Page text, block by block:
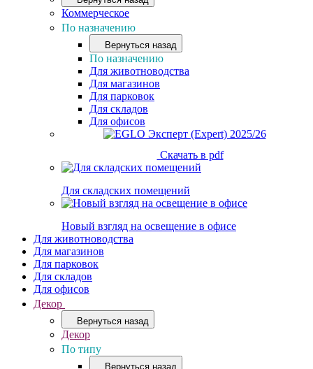
Коммерческое
По назначению
Вернуться назад
По назначению
Для животноводства
Для магазинов
Для парковок
Для складов
Для офисов
Скачать в pdf
Для складских помещений
Новый взгляд на освещение в офисе
Для животноводства
Для магазинов
Для парковок
Для складов
Для офисов
Декор
Вернуться назад
Декор
По типу
Вернуться назад